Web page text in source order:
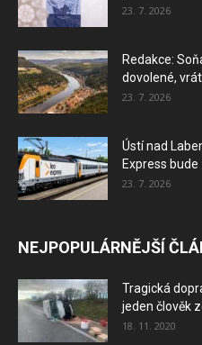
23. 7. 2026
Redakce:
dovolené,
23. 7. 2026
Ústí nad
Express bude
23. 7. 2026
NEJPOPULÁRNĚJŠÍ
Tragická
jeden člověk
18. 11. 2020